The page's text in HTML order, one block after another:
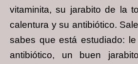
vitaminita, su jarabito de la
calentura y su antibiótico.
sabes que está estudiado:
antibiótico, un buen